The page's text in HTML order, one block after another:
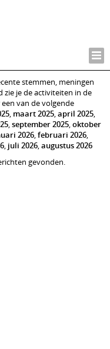
stemmen, meningen
zie je de activiteiten in de
van de volgende
, maart 2025,april 2025,
,september 2025,oktober
2026,februari 2026,
, juli 2026,augustus 2026
gevonden.